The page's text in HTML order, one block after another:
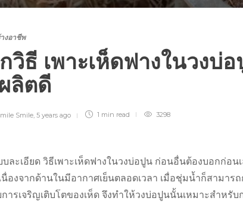
งอาชีพ
วิธี เพาะเห็ดฟางในวงบ่อ
ลิตดี
Smile 5 years ago 1 min read 3298
ละเอียด วิธีเพาะเห็ดฟางในวงบ่อปูน ก่อนอื่นต้องบอกก่อน
นื่องจากด้านในมีอากาศเย็นตลอดเวลา เมื่อชุ่มน้ำก็สามาร
ารเจริญเติบโตของเห็ด จึงทำให้วงบ่อปูนนั้นเหมาะสำหรับ